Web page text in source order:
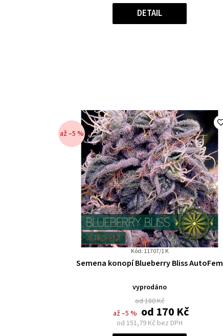
DETAIL
až –5 %
Kód: 11707/1 K
Průměrné
produktu
je
0,0
z
Semena konopí Blueberry Bliss AutoFem
vyprodáno
od 180 Kč
až –5 % od 170 Kč
od 151,79 Kč bez DPH
Měrná